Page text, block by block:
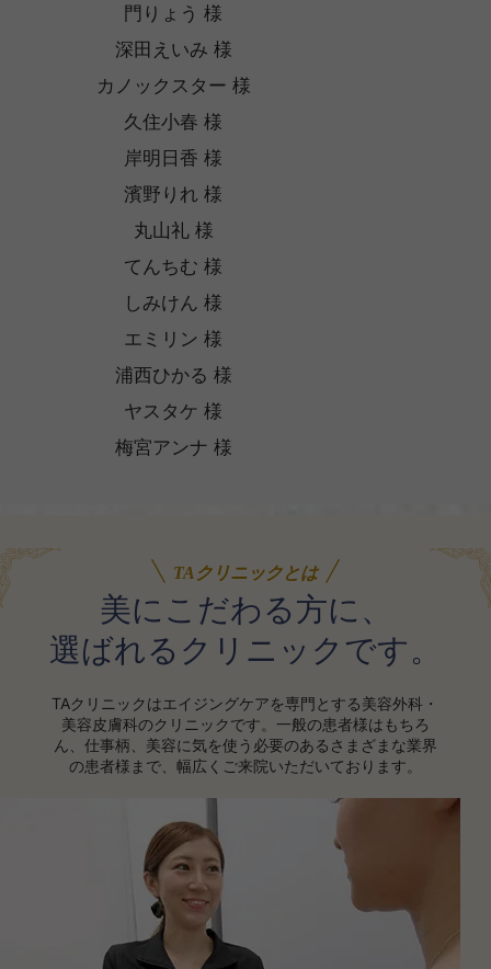
門りょう 様
深田えいみ 様
カノックスター 様
久住小春 様
岸明日香 様
濱野りれ 様
丸山礼 様
てんちむ 様
しみけん 様
エミリン 様
浦西ひかる 様
ヤスタケ 様
梅宮アンナ 様
TAクリニックとは
美にこだわる方に、
選ばれるクリニックです。
TAクリニックはエイジングケアを専門とする美容外科・
美容皮膚科のクリニックです。 一般の患者様はもちろ
ん、仕事柄、美容に気を使う必要のあるさまざまな業界
の患者様まで、幅広くご来院いただいております。